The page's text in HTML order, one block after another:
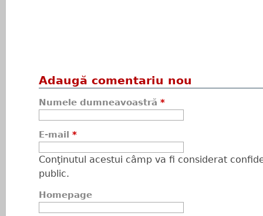
Adaugă comentariu nou
Numele dumneavoastră *
E-mail *
Conţinutul acestui câmp va fi considerat
public.
Homepage